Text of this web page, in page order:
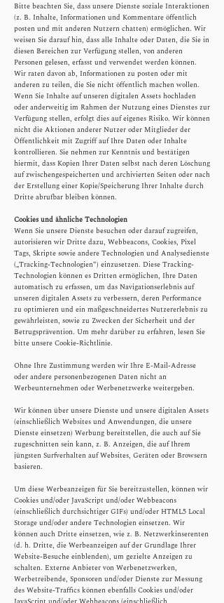
Bitte beachten Sie, dass unsere Dienste soziale Interaktionen
(z. B. Inhalte, Informationen und Kommentare öffentlich
posten und mit anderen Nutzern chatten) ermöglichen. Wir
weisen Sie darauf hin, dass alle Inhalte oder Daten, die Sie in
diesen Bereichen zur Verfügung stellen, von anderen
Personen gelesen, erfasst und verwendet werden können.
Wir raten davon ab, Informationen zu posten oder mit
anderen zu teilen, die Sie nicht öffentlich machen wollen.
Wenn Sie Inhalte auf unseren digitalen Assets hochladen
oder anderweitig im Rahmen der Nutzung eines Dienstes zur
Verfügung stellen, erfolgt dies auf eigenes Risiko. Wir können
nicht die Aktionen anderer Nutzer oder Mitglieder der
Öffentlichkeit mit Zugriff auf Ihre Daten oder Inhalte
kontrollieren. Sie nehmen zur Kenntnis und bestätigen
hiermit, dass Kopien Ihrer Daten selbst nach deren Löschung
auf zwischengespeicherten und archivierten Seiten oder nach
der Erstellung einer Kopie/Speicherung Ihrer Inhalte durch
Dritte abrufbar bleiben können.
Cookies und ähnliche Technologien
​Wenn Sie unsere Dienste besuchen oder darauf zugreifen,
autorisieren wir Dritte dazu, Webbeacons, Cookies, Pixel
Tags, Skripte sowie andere Technologien und Analysedienste
(„Tracking-Technologien“) einzusetzen. Diese Tracking-
Technologien können es Dritten ermöglichen, Ihre Daten
automatisch zu erfassen, um das Navigationserlebnis auf
unseren digitalen Assets zu verbessern, deren Performance
zu optimieren und ein maßgeschneidertes Nutzererlebnis zu
gewährleisten, sowie zu Zwecken der Sicherheit und der
Betrugsprävention. Um mehr darüber zu erfahren, lesen Sie
bitte unsere Cookie-Richtlinie.
​Ohne Ihre Zustimmung werden wir Ihre E-Mail-Adresse
oder andere personenbezogenen Daten nicht an
Werbeunternehmen oder Werbenetzwerke weitergeben.
Wir können über unsere Dienste und unsere digitalen Assets
(einschließlich Websites und Anwendungen, die unsere
Dienste einsetzen) Werbung bereitstellen, die auch auf Sie
zugeschnitten sein kann, z. B. Anzeigen, die auf Ihrem
jüngsten Surfverhalten auf Websites, Geräten oder Browsern
basieren.
Um diese Werbeanzeigen für Sie bereitzustellen, können wir
Cookies und/oder JavaScript und/oder Webbeacons
(einschließlich durchsichtiger GIFs) und/oder HTML5 Local
Storage und/oder andere Technologien einsetzen. Wir
können auch Dritte einsetzen, wie z. B. Netzwerkinserenten
(d. h. Dritte, die Werbeanzeigen auf der Grundlage Ihrer
Website-Besuche einblenden), um gezielte Anzeigen zu
schalten. Externe Anbieter von Werbenetzwerken,
Werbetreibende, Sponsoren und/oder Dienste zur Messung
des Website-Traffics können ebenfalls Cookies und/oder